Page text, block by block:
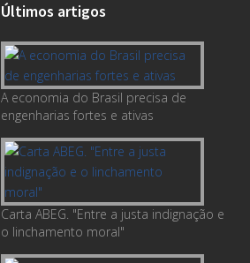
Últimos artigos
A economia do Brasil precisa de
engenharias fortes e ativas
Carta ABEG. "Entre a justa indignação e
o linchamento moral"